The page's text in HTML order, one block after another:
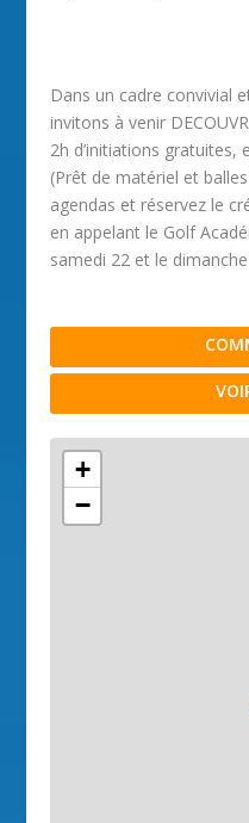
Dans un cadre convivial
invitons à venir
2h d’initiations gratuites,
(Prêt de matériel et
agendas et réservez le
en appelant le Golf
samedi 22 et le
+
−